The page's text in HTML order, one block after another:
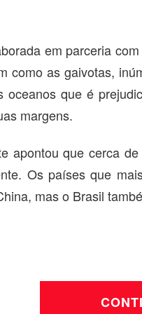
em parceria
como as gaivotas,
oceanos que é
margens.
apontou que cerca
Os países que
mas o Brasil